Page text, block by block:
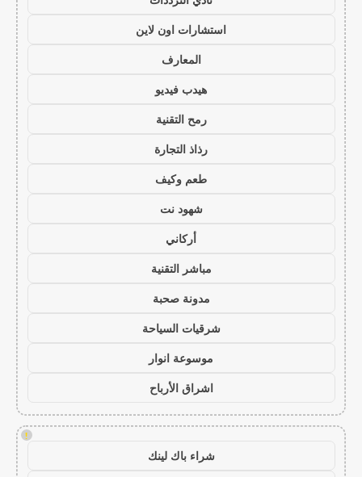
استشارات اون لاين
المعارف
هيدب فيديو
رمح التقنية
رذاذ التجارة
طعم وكيف
شهود نت
أركاني
مباشر التقنية
مدونة صحبة
شرقيات السياحة
موسوعة انوار
اشراق الأرباح
!
شراء باك لينك